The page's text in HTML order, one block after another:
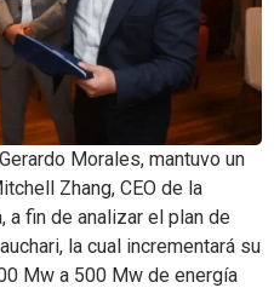
Morales, mantuvo un
Zhang, CEO de la
a fin de analizar el plan de
la cual incrementará su
Mw a 500 Mw de energía